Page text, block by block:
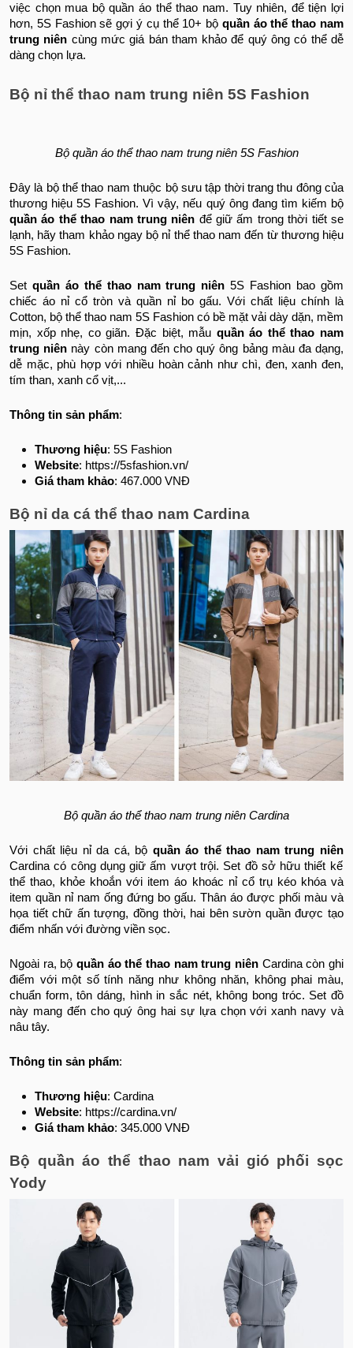
việc chọn mua bộ quần áo thể thao nam. Tuy nhiên, để tiện lợi
hơn, 5S Fashion sẽ gợi ý cụ thể 10+ bộ quần áo thể thao nam
trung niên cùng mức giá bán tham khảo để quý ông có thể dễ
dàng chọn lựa.
Bộ nỉ thể thao nam trung niên 5S Fashion
Bộ quần áo thể thao nam trung niên 5S Fashion
Đây là bộ thể thao nam thuộc bộ sưu tập thời trang thu đông của
thương hiệu 5S Fashion. Vì vậy, nếu quý ông đang tìm kiếm bộ
quần áo thể thao nam trung niên để giữ ấm trong thời tiết se
lạnh, hãy tham khảo ngay bộ nỉ thể thao nam đến từ thương hiệu
5S Fashion.
Set quần áo thể thao nam trung niên 5S Fashion bao gồm
chiếc áo nỉ cổ tròn và quần nỉ bo gấu. Với chất liệu chính là
Cotton, bộ thể thao nam 5S Fashion có bề mặt vải dày dặn, mềm
mịn, xốp nhẹ, co giãn. Đặc biệt, mẫu quần áo thể thao nam
trung niên này còn mang đến cho quý ông bảng màu đa dạng,
dễ mặc, phù hợp với nhiều hoàn cảnh như chì, đen, xanh đen,
tím than, xanh cổ vịt,...
Thông tin sản phẩm:
Thương hiệu: 5S Fashion
Website: https://5sfashion.vn/
Giá tham khảo: 467.000 VNĐ
Bộ nỉ da cá thể thao nam Cardina
Bộ quần áo thể thao nam trung niên Cardina
Với chất liệu nỉ da cá, bộ quần áo thể thao nam trung niên
Cardina có công dụng giữ ấm vượt trội. Set đồ sở hữu thiết kế
thể thao, khỏe khoắn với item áo khoác nỉ cổ trụ kéo khóa và
item quần nỉ nam ống đứng bo gấu. Thân áo được phối màu và
họa tiết chữ ấn tượng, đồng thời, hai bên sườn quần được tạo
điểm nhấn với đường viền sọc.
Ngoài ra, bộ quần áo thể thao nam trung niên Cardina còn ghi
điểm với một số tính năng như không nhăn, không phai màu,
chuẩn form, tôn dáng, hình in sắc nét, không bong tróc. Set đồ
này mang đến cho quý ông hai sự lựa chọn với xanh navy và
nâu tây.
Thông tin sản phẩm:
Thương hiệu: Cardina
Website: https://cardina.vn/
Giá tham khảo: 345.000 VNĐ
Bộ quần áo thể thao nam vải gió phối sọc
Yody